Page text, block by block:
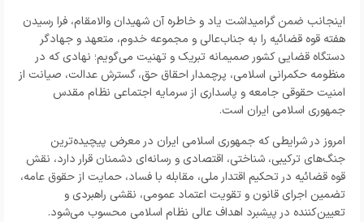
اینجانب ضمن گرامیداشت یاد و خاطره آن شهیدان والامقام، فرا رسیدن
هفته قوه قضائیه را به جناب‌عالی و مجموعه خدوم، متعهد و جهادگر
دستگاه قضایی کشور صمیمانه تبریک و تهنیت می‌گویم؛ نهادی که در
منظومه حکمرانی اسلامی، پرچمدار احقاق حق، گسترش عدالت، صیانت از
امنیت حقوقی جامعه و پاسداری از سرمایه اجتماعی نظام مقدس
جمهوری اسلامی ایران است.
امروز در شرایطی که جمهوری اسلامی ایران در معرض پیچیده‌ترین
جنگ‌های ترکیبی، شناختی، اقتصادی و رسانه‌ای دشمنان قرار دارد، نقش
قوه قضائیه در تحکیم اقتدار ملی، مقابله با فساد، حمایت از حقوق عامه،
تضمین اجرای قانون و تقویت اعتماد عمومی، نقشی راهبردی و
تعیین‌کننده در پیشبرد اهداف عالی نظام اسلامی محسوب می‌شود.